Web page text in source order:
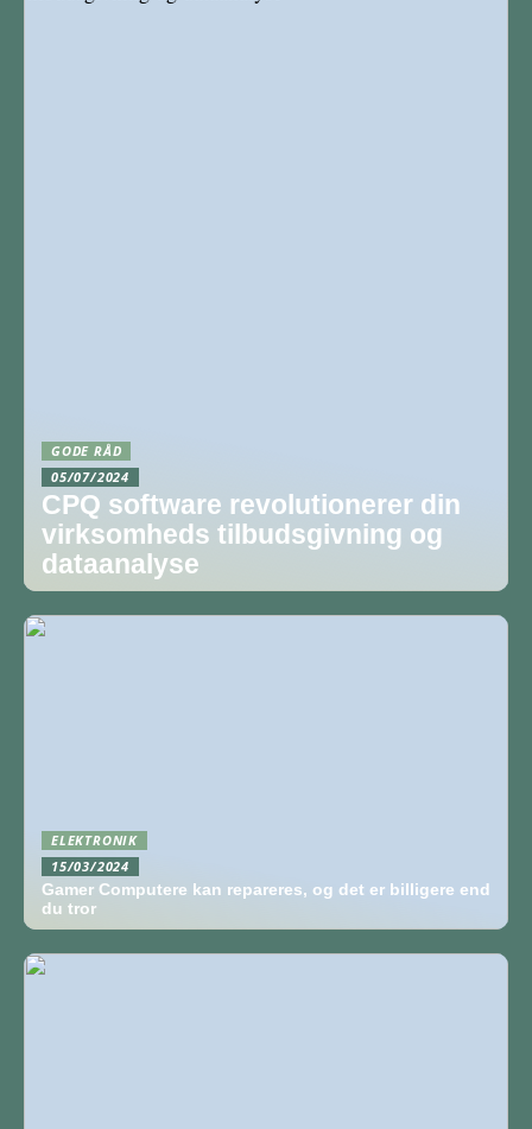
GODE RÅD
05/07/2024
CPQ software revolutionerer din
virksomheds tilbudsgivning og
dataanalyse
ELEKTRONIK
15/03/2024
Gamer Computere kan repareres, og det er billigere end
du tror